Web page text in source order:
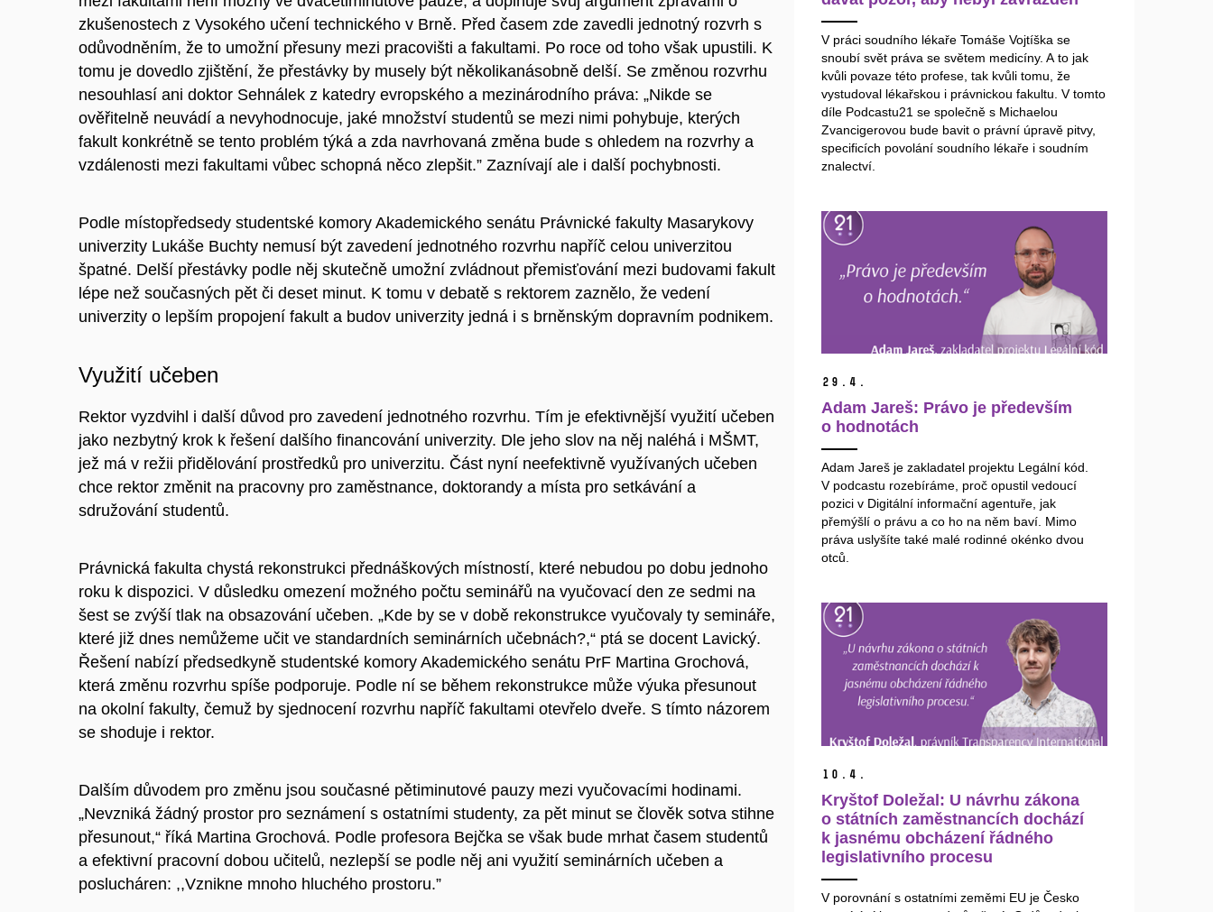
zkušenostech z Vysokého učení technického v Brně. Před časem zde zavedli jednotný rozvrh s
odůvodněním, že to umožní přesuny mezi pracovišti a fakultami. Po roce od toho však upustili. K
tomu je dovedlo zjištění, že přestávky by musely být několikanásobně delší. Se změnou rozvrhu
nesouhlasí ani doktor Sehnálek z katedry evropského a mezinárodního práva: „Nikde se
ověřitelně neuvádí a nevyhodnocuje, jaké množství studentů se mezi nimi pohybuje, kterých
fakult konkrétně se tento problém týká a zda navrhovaná změna bude s ohledem na rozvrhy a
vzdálenosti mezi fakultami vůbec schopná něco zlepšit.” Zaznívají ale i další pochybnosti.
Podle místopředsedy studentské komory Akademického senátu Právnické fakulty Masarykovy
univerzity Lukáše Buchty nemusí být zavedení jednotného rozvrhu napříč celou univerzitou
špatné. Delší přestávky podle něj skutečně umožní zvládnout přemisťování mezi budovami fakult
lépe než současných pět či deset minut. K tomu v debatě s rektorem zaznělo, že vedení
univerzity o lepším propojení fakult a budov univerzity jedná i s brněnským dopravním podnikem.
Využití učeben
Rektor vyzdvihl i další důvod pro zavedení jednotného rozvrhu. Tím je efektivnější využití učeben
jako nezbytný krok k řešení dalšího financování univerzity. Dle jeho slov na něj naléhá i MŠMT,
jež má v režii přidělování prostředků pro univerzitu. Část nyní neefektivně využívaných učeben
chce rektor změnit na pracovny pro zaměstnance, doktorandy a místa pro setkávání a
sdružování studentů.
Právnická fakulta chystá rekonstrukci přednáškových místností, které nebudou po dobu jednoho
roku k dispozici. V důsledku omezení možného počtu seminářů na vyučovací den ze sedmi na
šest se zvýší tlak na obsazování učeben. „Kde by se v době rekonstrukce vyučovaly ty semináře,
které již dnes nemůžeme učit ve standardních seminárních učebnách?,“ ptá se docent Lavický.
Řešení nabízí předsedkyně studentské komory Akademického senátu PrF Martina Grochová,
která změnu rozvrhu spíše podporuje. Podle ní se během rekonstrukce může výuka přesunout
na okolní fakulty, čemuž by sjednocení rozvrhu napříč fakultami otevřelo dveře. S tímto názorem
se shoduje i rektor.
Dalším důvodem pro změnu jsou současné pětiminutové pauzy mezi vyučovacími hodinami.
„Nevzniká žádný prostor pro seznámení s ostatními studenty, za pět minut se člověk sotva stihne
přesunout,“ říká Martina Grochová. Podle profesora Bejčka se však bude mrhat časem studentů
a efektivní pracovní dobou učitelů, nezlepší se podle něj ani využití seminárních učeben a
poslucháren: ,,Vznikne mnoho hluchého prostoru.”
V práci soudního lékaře Tomáše Vojtíška se
snoubí svět práva se světem medicíny. A to jak
kvůli povaze této profese, tak kvůli tomu, že
vystudoval lékařskou i právnickou fakultu. V tomto
díle Podcastu21 se společně s Michaelou
Zvancigerovou bude bavit o právní úpravě pitvy,
specificích povolání soudního lékaře i soudním
znalectví.
29. 4.
Adam Jareš: Právo je především
o hodnotách
Adam Jareš je zakladatel projektu Legální kód.
V podcastu rozebíráme, proč opustil vedoucí
pozici v Digitální informační agentuře, jak
přemýšlí o právu a co ho na něm baví. Mimo
práva uslyšíte také malé rodinné okénko dvou
otců.
10. 4.
Kryštof Doležal: U návrhu zákona
o státních zaměstnancích dochází
k jasnému obcházení řádného
legislativního procesu
V porovnání s ostatními zeměmi EU je Česko